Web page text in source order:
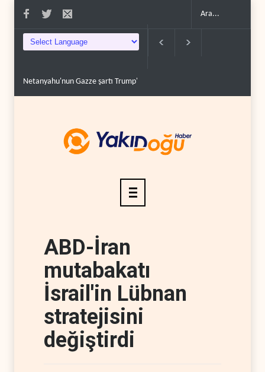
Netanyahu'nun Gazze şartı Trump'ın yol haritasını tıka..
ABD-İran
mutabakatı
İsrail'in Lübnan
stratejisini
değiştirdi